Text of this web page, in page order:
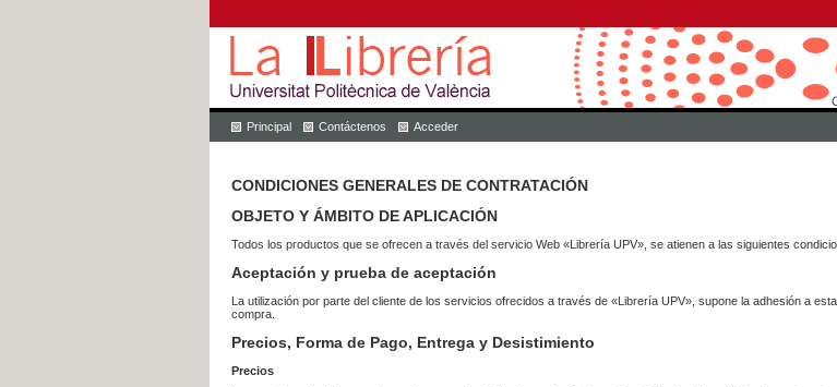
Principal Contáctenos Acceder
CONDICIONES GENERALES DE CONTRATACIÓN
OBJETO Y ÁMBITO DE APLICACIÓN
Todos los productos que se ofrecen a través del servicio Web «Librería UPV», se atienen a las siguientes
Aceptación y prueba de aceptación
La utilización por parte del cliente de los servicios ofrecidos a través de «Librería UPV», supone la adhesión a
compra.
Precios, Forma de Pago, Entrega y Desistimiento
Precios